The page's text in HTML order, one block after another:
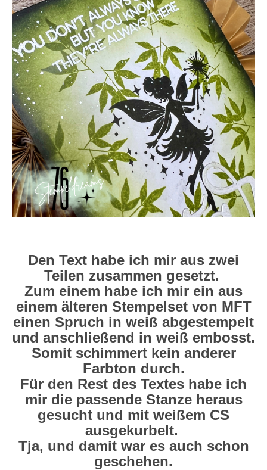
Den Text habe ich mir aus zwei
Teilen zusammen gesetzt.
Zum einem habe ich mir ein aus
einem älteren Stempelset von MFT
einen Spruch in weiß abgestempelt
und anschließend in weiß embosst.
Somit schimmert kein anderer
Farbton durch.
Für den Rest des Textes habe ich
mir die passende Stanze heraus
gesucht und mit weißem CS
ausgekurbelt.
Tja, und damit war es auch schon
geschehen.